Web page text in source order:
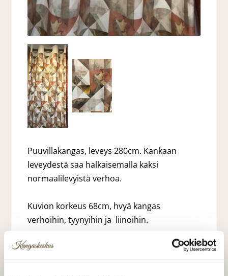
Puuvillakangas, leveys 280cm. Kankaan
leveydestä saa halkaisemalla kaksi
normaalilevyistä verhoa.
Kuvion korkeus 68cm, hvyä kangas
verhoihin, tyynyihin ja liinoihin.
37,90 €